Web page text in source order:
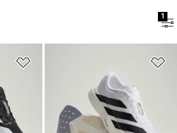
1
Ajouter à la Liste de produits